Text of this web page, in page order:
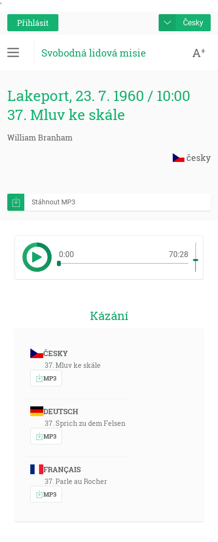
'
Přihlásit
Česky
Svobodná lidová misie A+
Lakeport, 23. 7. 1960 / 10:00
37. Mluv ke skále
William Branham
česky
Stáhnout MP3
0:00 70:28
Kázání
ČESKY
37. Mluv ke skále
MP3
DEUTSCH
37. Sprich zu dem Felsen
MP3
FRANÇAIS
37. Parle au Rocher
MP3